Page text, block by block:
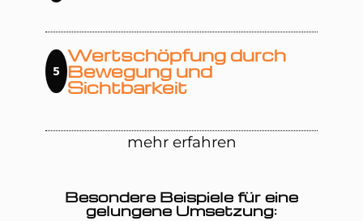
5
Wertschöpfung durch
Bewegung und
Sichtbarkeit
mehr erfahren
Besondere Beispiele für eine
gelungene Umsetzung: